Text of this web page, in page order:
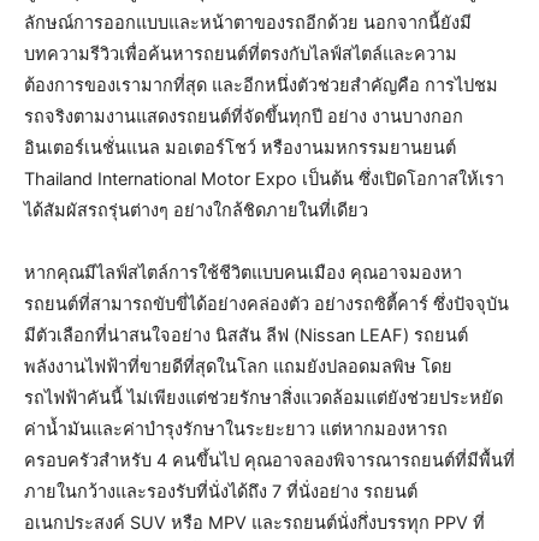
ลักษณ์การออกแบบและหน้าตาของรถอีกด้วย นอกจากนี้ยังมี
บทความรีวิวเพื่อค้นหารถยนต์ที่ตรงกับไลฟ์สไตล์และความ
ต้องการของเรามากที่สุด และอีกหนึ่งตัวช่วยสำคัญคือ การไปชม
รถจริงตามงานแสดงรถยนต์ที่จัดขึ้นทุกปี อย่าง งานบางกอก
อินเตอร์เนชั่นแนล มอเตอร์โชว์ หรืองานมหกรรมยานยนต์
Thailand International Motor Expo เป็นต้น ซึ่งเปิดโอกาสให้เรา
ได้สัมผัสรถรุ่นต่างๆ อย่างใกล้ชิดภายในที่เดียว
หากคุณมีไลฟ์สไตล์การใช้ชีวิตแบบคนเมือง คุณอาจมองหา
รถยนต์ที่สามารถขับขี่ได้อย่างคล่องตัว อย่างรถซิตี้คาร์ ซึ่งปัจจุบัน
มีตัวเลือกที่น่าสนใจอย่าง นิสสัน ลีฟ (Nissan LEAF) รถยนต์
พลังงานไฟฟ้าที่ขายดีที่สุดในโลก แถมยังปลอดมลพิษ โดย
รถไฟฟ้าคันนี้ ไม่เพียงแต่ช่วยรักษาสิ่งแวดล้อมแต่ยังช่วยประหยัด
ค่าน้ำมันและค่าบำรุงรักษาในระยะยาว แต่หากมองหารถ
ครอบครัวสำหรับ 4 คนขึ้นไป คุณอาจลองพิจารณารถยนต์ที่มีพื้นที่
ภายในกว้างและรองรับที่นั่งได้ถึง 7 ที่นั่งอย่าง รถยนต์
อเนกประสงค์ SUV หรือ MPV และรถยนต์นั่งกึ่งบรรทุก PPV ที่